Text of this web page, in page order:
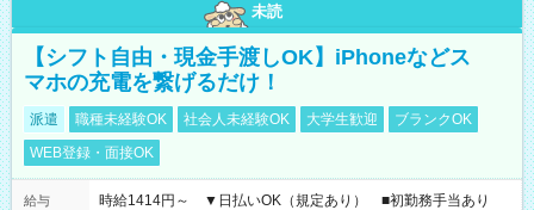
未読
【シフト自由・現金手渡しOK】iPhoneなどス
マホの充電を繋げるだけ！
派遣 職種未経験OK 社会人未経験OK 大学生歓迎
ブランクOK
WEB登録・面接OK
給与
時給1414円～ ▼日払いOK（規定あり） ■初勤務手当あり